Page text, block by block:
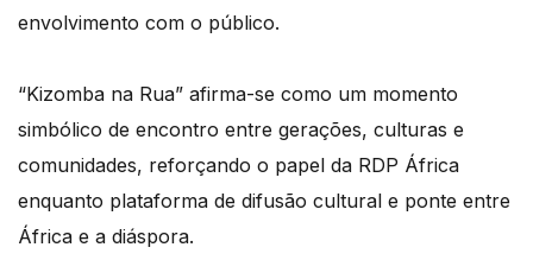
envolvimento com o público.
“Kizomba na Rua” afirma-se como um momento
simbólico de encontro entre gerações, culturas e
comunidades, reforçando o papel da RDP África
enquanto plataforma de difusão cultural e ponte entre
África e a diáspora.